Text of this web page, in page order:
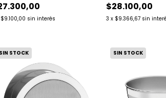
$9.100,00 sin interés
$28.100,00
3 x $9.366,67 sin
SIN STOCK SIN STOCK